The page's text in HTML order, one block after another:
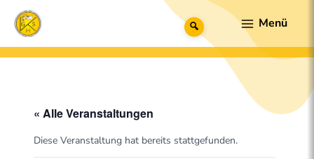
Inhalt
springen
Suche
Menu
« Alle Veranstaltungen
Diese Veranstaltung hat bereits stattgefunden.